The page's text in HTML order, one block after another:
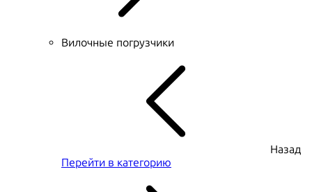
Вилочные погрузчики
Назад
Перейти в категорию